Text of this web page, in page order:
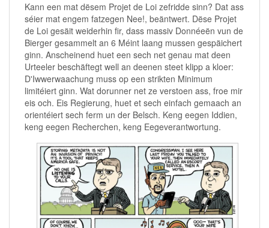
Kann een mat dësem Projet de Loi zefridde sinn? Dat ass
séier mat engem fatzegen Nee!, beäntwert. Dëse Projet
de Loi gesäit weiderhin fir, dass massiv Donnéeën vun de
Bierger gesammelt an 6 Méint laang mussen gespäichert
ginn. Anscheinend huet een sech net genau mat deen
Urteeler beschäftegt well an deenen steet klipp a kloer:
D'Iwwerwaachung muss op een strikten Minimum
limitéiert ginn. Wat dorunner net ze verstoen ass, froe mir
eis och. Eis Regierung, huet et sech einfach gemaach an
orientéiert sech ferm un der Belsch. Keng eegen Iddien,
keng eegen Recherchen, keng Eegeverantwortung.